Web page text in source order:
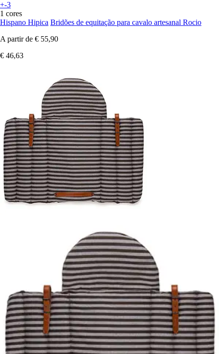
+-3
1 cores
Hispano Hipica Bridões de equitação para cavalo artesanal Rocio
A partir de € 55,90
€ 46,63